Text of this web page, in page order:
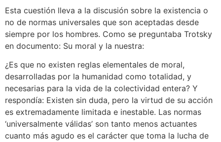
Esta cuestión lleva a la discusión sobre la existencia o
no de normas universales que son aceptadas desde
siempre por los hombres. Como se preguntaba Trotsky
en documento: Su moral y la nuestra:
¿Es que no existen reglas elementales de moral,
desarrolladas por la humanidad como totalidad, y
necesarias para la vida de la colectividad entera? Y
respondía: Existen sin duda, pero la virtud de su acción
es extremadamente limitada e inestable. Las normas
‘universalmente válidas’ son tanto menos actuantes
cuanto más agudo es el carácter que toma la lucha de